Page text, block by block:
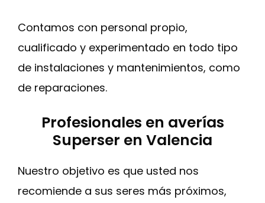
Contamos con personal propio,
cualificado y experimentado en todo tipo
de instalaciones y mantenimientos, como
de reparaciones.
Profesionales en averías
Superser en Valencia
Nuestro objetivo es que usted nos
recomiende a sus seres más próximos,